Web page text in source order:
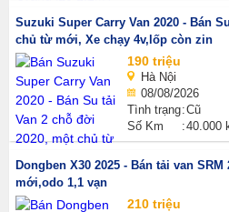
Suzuki Super Carry Van 2020 - Bán
chủ từ mới, Xe chạy 4v,lốp còn zin
190 triệu
Hà Nội
08/08/2026
Tình trạng Cũ
Số Km
40.000
Dongben X30 2025 - Bán tải van
mới,odo 1,1 vạn
210 triệu